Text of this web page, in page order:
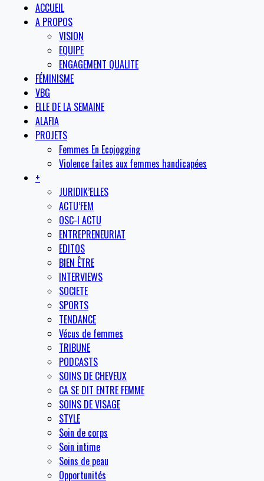
ACCUEIL
A PROPOS
VISION
EQUIPE
ENGAGEMENT QUALITE
FÉMINISME
VBG
ELLE DE LA SEMAINE
ALAFIA
PROJETS
Femmes En Ecojogging
Violence faites aux femmes handicapées
+
JURIDIK’ELLES
ACTU’FEM
OSC-I ACTU
ENTREPRENEURIAT
EDITOS
BIEN ÊTRE
INTERVIEWS
SOCIETE
SPORTS
TENDANCE
Vécus de femmes
TRIBUNE
PODCASTS
SOINS DE CHEVEUX
CA SE DIT ENTRE FEMME
SOINS DE VISAGE
STYLE
Soin de corps
Soin intime
Soins de peau
Opportunités